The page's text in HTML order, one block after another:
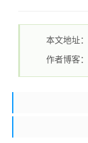
本文地址：
作者博客：